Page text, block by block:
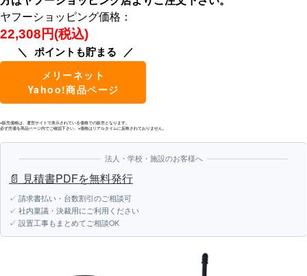
ヤフーショッピング価格：
22,308円(税込)
ポイントも貯まる
メリーネット
Yahoo!商品ページ
※販売価格は、運営サイトで表示されている価格での販売となります。
必ず売価を商品ページ内でご確認下さい。※価格はリアルタイムに反映されておりません。
法人・学校・施設のお客様へ
📄 見積書PDFを無料発行
✓ 請求書払い・台数割引のご相談可
✓ 社内稟議・決裁用にご利用ください
✓ 設置工事もまとめてご相談OK